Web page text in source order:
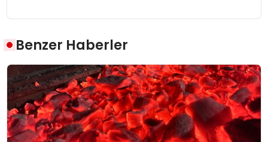
Benzer Haberler